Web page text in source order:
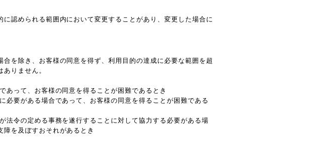
認められる範囲内において変更することがあり、変更した場合に
を除き、お客様の同意を得ず、利用目的の達成に必要な範囲を超
りません。
あって、お客様の同意を得ることが困難であるとき
必要がある場合であって、お客様の同意を得ることが困難である
法令の定める事務を遂行することに対して協力する必要がある場
を及ぼすおそれがあるとき